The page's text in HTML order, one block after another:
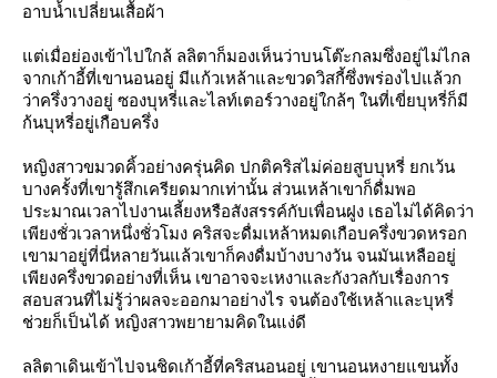
อาบน้ำเปลี่ยนเสื้อผ้า
ต่เมื่อย่องเข้าไปใกล้ ลลิตาก็มองเห็นว่าบนโต๊ะกลมซึ่งอยู่ไม่ไกล
จากเก้าอี้ที่เขานอนอยู่ มีแก้วเหล้าและขวดวิสกี้ซึ่งพร่องไปแล้วก
ว่าครึ่งวางอยู่ ซองบุหรี่และไลท์เตอร์วางอยู่ใกล้ๆ ในที่เขี่ยบุหรี่ก็มี
ก้นบุหรี่อยู่เกือบครึ่ง
หญิงสาวขมวดคิ้วอย่างครุ่นคิด ปกติคริสไม่ค่อยสูบบุหรี่ ยกเว้น
บางครั้งที่เขารู้สึกเครียดมากเท่านั้น ส่วนเหล้าเขาก็ดื่มพอ
ประมาณเวลาไปงานเลี้ยงหรือสังสรรค์กับเพื่อนฝูง เธอไม่ได้คิดว่า
เพียงชั่วเวลาหนึ่งชั่วโมง คริสจะดื่มเหล้าหมดเกือบครึ่งขวดหรอก
เขามาอยู่ที่นี่หลายวันแล้วเขาก็คงดื่มบ้างบางวัน จนมันเหลืออยู่
เพียงครึ่งขวดอย่างที่เห็น เขาอาจจะเหงาและกังวลกับเรื่องการ
สอบสวนที่ไม่รู้ว่าผลจะออกมาอย่างไร จนต้องใช้เหล้าและบุหรี่
ช่วยก็เป็นได้ หญิงสาวพยายามคิดในแง่ดี
ลลิตาเดินเข้าไปจนชิดเก้าอี้ที่คริสนอนอยู่ เขานอนหงายแขนทั้ง